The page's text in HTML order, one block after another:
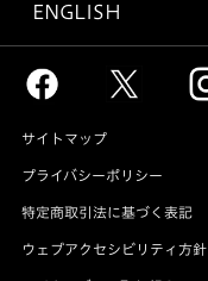
ENGLISH
サイトマップ
プライバシーポリシー
特定商取引法に基づく表記
ウェブアクセシビリティ方針